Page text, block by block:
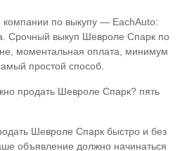
по выкупу — EachAuto:
Срочный выкуп Шевроле Спарк по
моментальная оплата, минимум
простой способ.
продать Шевроле Спарк? пять
Шевроле Спарк быстро и без
объявление должно начинаться